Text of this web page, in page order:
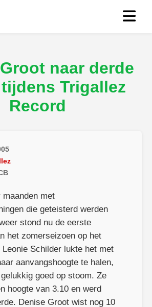
naar derde
Trigallez
Record
maanden met
die geteisterd werden
stond nu de eerste
het zomerseizoen op het
Leonie Schilder lukte het met
aanvangshoogte te halen,
goed op stoom. Ze
hoogte van 3.10 en werd
Denise Groot wist nog 10